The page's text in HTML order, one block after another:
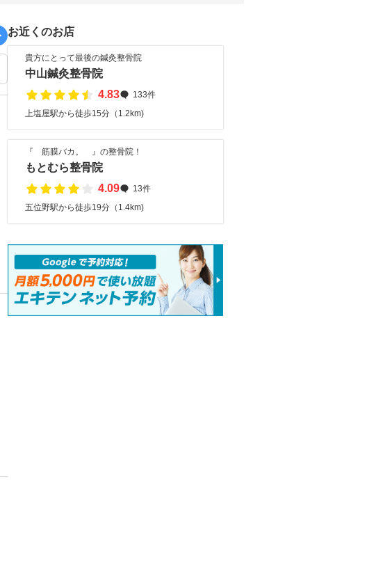
お近くのお店
貴方にとって最後の鍼灸整骨院
中山鍼灸整骨院
4.83
133件
上塩屋駅から徒歩15分（1.2km)
『 筋膜バカ。 』の整骨院！
もとむら整骨院
4.09
13件
五位野駅から徒歩19分（1.4km)